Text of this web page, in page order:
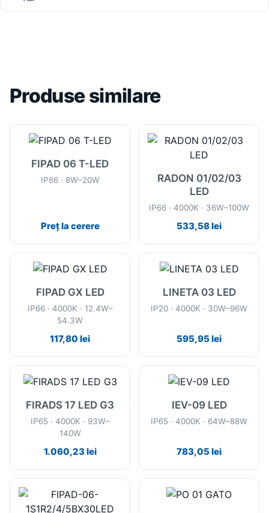
Produse similare
FIPAD 06 T-LED
IP66 · 8W–20W
Preț la cerere
RADON 01/02/03
LED
IP66 · 4000K · 36W–100W
533,58lei
FIPAD GX LED
IP66 · 4000K · 12.4W–
54.3W
117,80 lei
LINETA 03 LED
IP20 · 4000K · 30W–96W
595,95lei
FIRADS 17 LED G3
IP65 · 4000K · 93W–
140W
1.060,23lei
IEV-09 LED
IP65 · 4000K · 64W–88W
783,05lei